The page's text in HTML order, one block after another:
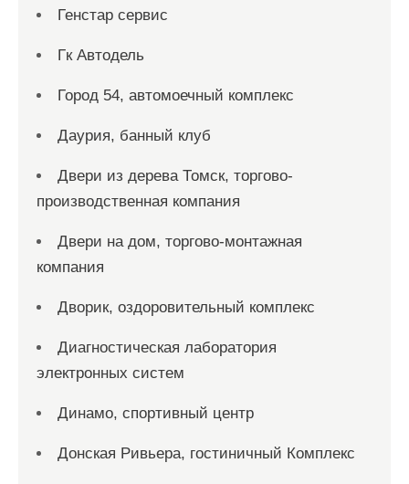
Генстар сервис
Гк Автодель
Город 54, автомоечный комплекс
Даурия, банный клуб
Двери из дерева Томск, торгово-
производственная компания
Двери на дом, торгово-монтажная
компания
Дворик, оздоровительный комплекс
Диагностическая лаборатория
электронных систем
Динамо, спортивный центр
Донская Ривьера, гостиничный Комплекс